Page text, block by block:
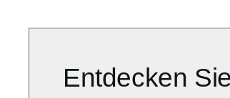
Entdecken